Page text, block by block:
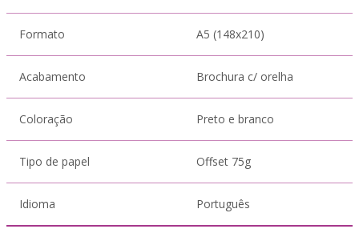
Formato A5 (148x210)
Acabamento Brochura c/ orelha
Coloração Preto e branco
Tipo de papel Offset 75g
Idioma Português